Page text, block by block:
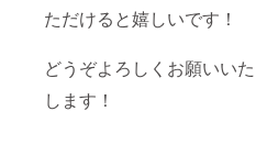
ただけると嬉しいです！
どうぞよろしくお願いいた
します！